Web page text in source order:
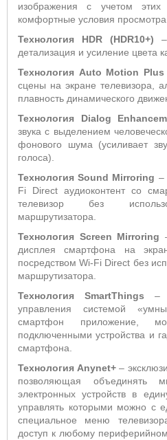
изображения с учетом этих
комфортные условия
Технология HDR (HDR10+)
детализация и усиление цвета
Технология Auto Motion Plus
сцены на экране телевизора,
плавность динамического
Технология Dialog
звука с выделением
фонового шума (усиливает
голоса).
ТехнологияSound Mirroring –
Fi Direct аудиоконтент со
телевизор без
маршрутизатора.
Технология Screen Mirroring
дисплея смартфона на
посредством Wi-Fi Direct без
маршрутизатора.
Технология SmartThings –
управления системой
смартфон приложение,
подключенными устройства и
смартфона.
Технология Anynet+ –
позволяющая объединять
электронных устройств в
управлять которыми можно с
специальное меню
доступ к любому